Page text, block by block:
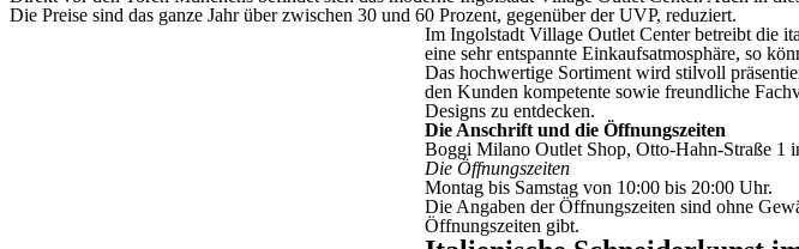
Die Preise sind das ganze Jahr über zwischen 30 und 60 Prozent, gegenüber der UVP, reduziert.
Im Ingolstadt Village Outlet Center betreibt die
eine sehr entspannte Einkaufsatmosphäre, so
Das hochwertige Sortiment wird stilvoll
den Kunden kompetente sowie freundliche
Designs zu entdecken.
Die Anschrift und die Öffnungszeiten
Boggi Milano Outlet Shop, Otto-Hahn-Straße 1
Die Öffnungszeiten
Montag bis Samstag von 10:00 bis 20:00 Uhr.
Die Angaben der Öffnungszeiten sind ohne
Öffnungszeiten gibt.